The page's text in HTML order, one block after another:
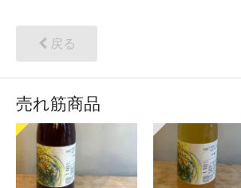
戻る
売れ筋商品